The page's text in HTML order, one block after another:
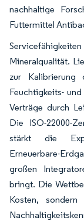
nachhaltige
Futtermittel
Mineralqualität.
zur
Feuchtigkeits-
Verträge durch
Die ISO-22000-
stärkt die
Erneuerbare-
großen
bringt. Die
Kosten,